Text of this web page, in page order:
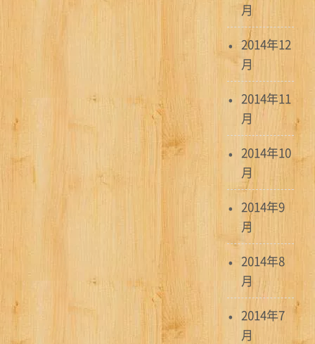
月
2014年12
月
2014年11
月
2014年10
月
2014年9
月
2014年8
月
2014年7
月